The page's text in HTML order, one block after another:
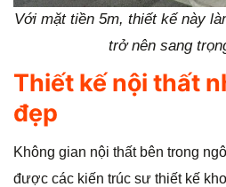
Với mặt tiền 5m, thiết kế này
trở nên sang
Thiết kế nội thất
đẹp
Không gian nội thất bên trong
được các kiến trúc sư thiết kế